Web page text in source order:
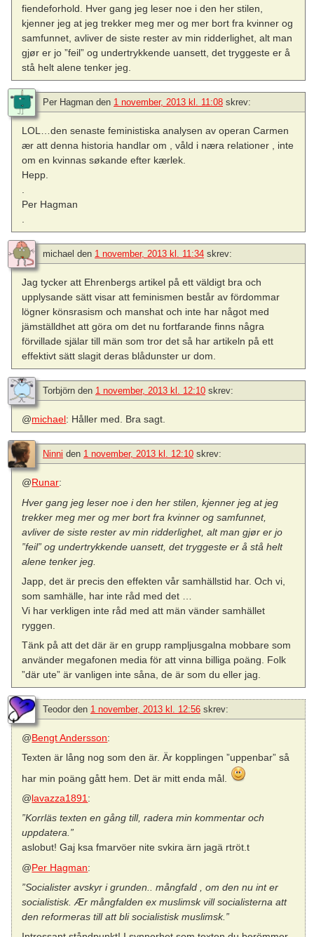
fiendeforhold. Hver gang jeg leser noe i den her stilen,
kjenner jeg at jeg trekker meg mer og mer bort fra kvinner og
samfunnet, avliver de siste rester av min ridderlighet, alt man
gjør er jo ”feil” og undertrykkende uansett, det tryggeste er å
stå helt alene tenker jeg.
Per Hagman den 1 november, 2013 kl. 11:08 skrev:
LOL…den senaste feministiska analysen av operan Carmen
ær att denna historia handlar om , våld i næra relationer , inte
om en kvinnas søkande efter kærlek.
Hepp.
Per Hagman
michael den 1 november, 2013 kl. 11:34 skrev:
Jag tycker att Ehrenbergs artikel på ett väldigt bra och
upplysande sätt visar att feminismen består av fördommar
lögner könsrasism och manshat och inte har något med
jämställdhet att göra om det nu fortfarande finns några
förvillade själar till män som tror det så har artikeln på ett
effektivt sätt slagit deras blådunster ur dom.
Torbjörn den 1 november, 2013 kl. 12:10 skrev:
@michael: Håller med. Bra sagt.
Ninni den 1 november, 2013 kl. 12:10 skrev:
@Runar:
Hver gang jeg leser noe i den her stilen, kjenner jeg at jeg
trekker meg mer og mer bort fra kvinner og samfunnet,
avliver de siste rester av min ridderlighet, alt man gjør er jo
”feil” og undertrykkende uansett, det tryggeste er å stå helt
alene tenker jeg.
Japp, det är precis den effekten vår samhällstid har. Och vi,
som samhälle, har inte råd med det …
Vi har verkligen inte råd med att män vänder samhället
ryggen.
Tänk på att det där är en grupp rampljusgalna mobbare som
använder megafonen media för att vinna billiga poäng. Folk
”där ute” är vanligen inte såna, de är som du eller jag.
Teodor den 1 november, 2013 kl. 12:56 skrev:
@Bengt Andersson:
Texten är lång nog som den är. Är kopplingen ”uppenbar” så
har min poäng gått hem. Det är mitt enda mål.
@lavazza1891:
”Korrläs texten en gång till, radera min kommentar och
uppdatera.”
aslobut! Gaj ksa fmarvöer nite svkira ärn jagä rtröt.t
@Per Hagman:
”Socialister avskyr i grunden.. mångfald , om den nu int er
socialistisk. Ær mångfalden ex muslimsk vill socialisterna att
den reformeras till att bli socialistisk muslimsk.”